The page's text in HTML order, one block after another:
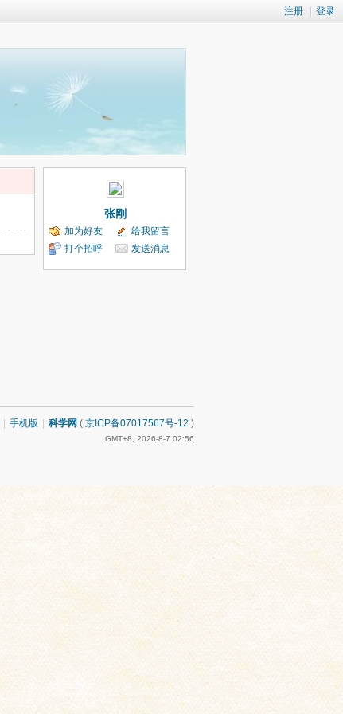
注册 登录
张刚
加为好友
给我留言
打个招呼
发送消息
手机版 科学网 ( 京ICP备07017567号-12 )
GMT+8, 2026-8-7 02:56